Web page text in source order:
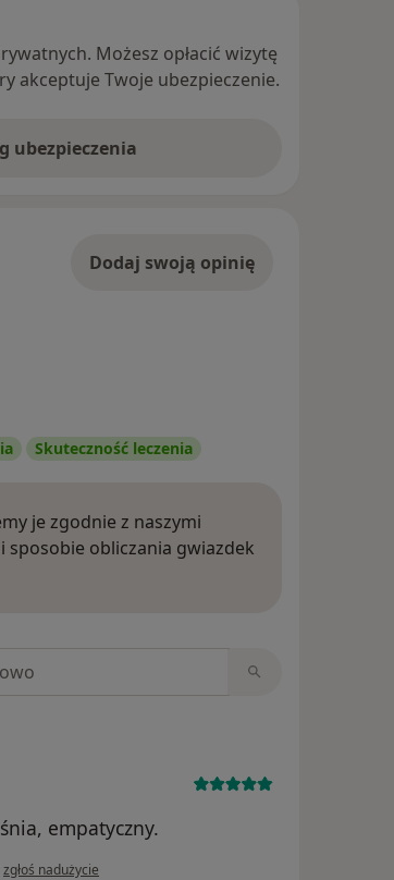
Możesz opłacić wizytę
akceptuje Twoje ubezpieczenie.
ubezpieczenia
Dodaj swoją opinię
Skuteczność leczenia
je zgodnie z naszymi
sposobie obliczania gwiazdek
empatyczny.
w opinii użytkownika Sylwia
zgłoś nadużycie